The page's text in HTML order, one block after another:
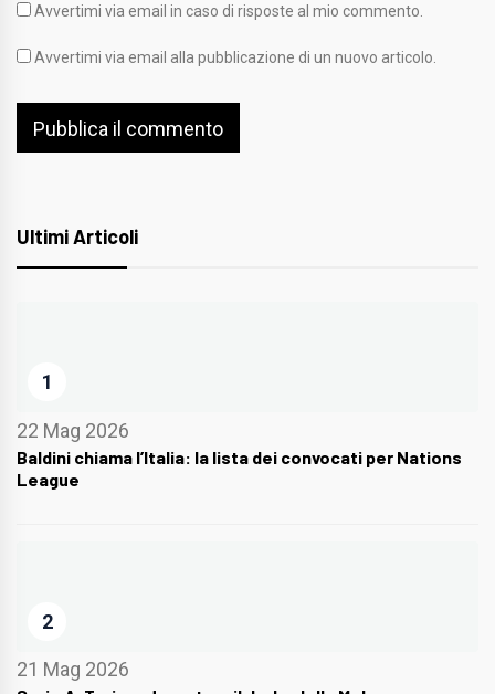
Avvertimi via email in caso di risposte al mio commento.
Avvertimi via email alla pubblicazione di un nuovo articolo.
Ultimi Articoli
1
22 Mag 2026
Baldini chiama l’Italia: la lista dei convocati per Nations
League
2
21 Mag 2026